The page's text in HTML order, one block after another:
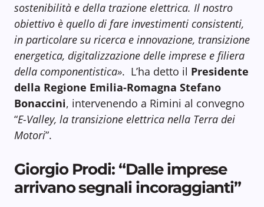
sostenibilità e della trazione elettrica. Il nostro
obiettivo è quello di fare investimenti consistenti,
in particolare su ricerca e innovazione, transizione
energetica, digitalizzazione delle imprese e filiera
della componentistica». L’ha detto il Presidente
della Regione Emilia-Romagna Stefano
Bonaccini, intervenendo a Rimini al convegno
“E-Valley, la transizione elettrica nella Terra dei
Motori”.
Giorgio Prodi: “Dalle imprese
arrivano segnali incoraggianti”